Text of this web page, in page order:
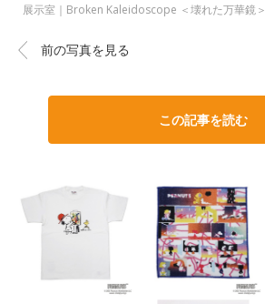
展示室｜Broken Kaleidoscope ＜壊れた万華鏡＞
前の写真を見る
この記事を読む